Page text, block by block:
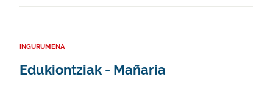
INGURUMENA
Edukiontziak - Mañaria